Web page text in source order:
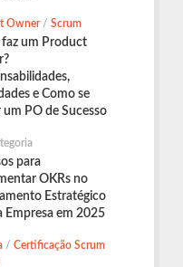
Owner/ Scrum
faz um Product
e Como se
um PO de Sucesso
para
OKRs no
Estratégico
Empresa em 2025
/ Certificação Scrum